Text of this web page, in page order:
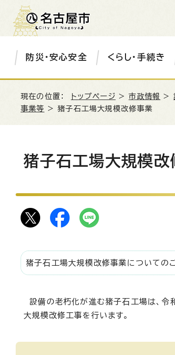
防災・安心安全 くらし・手続き
現在の位置： トップページ >市政情報 >
事業等 > 猪子石工場大規模改修事業
猪子石工場大規模改
猪子石工場大規模改修事業についての
設備の老朽化が進む猪子石工場は、令
大規模改修工事を行います。